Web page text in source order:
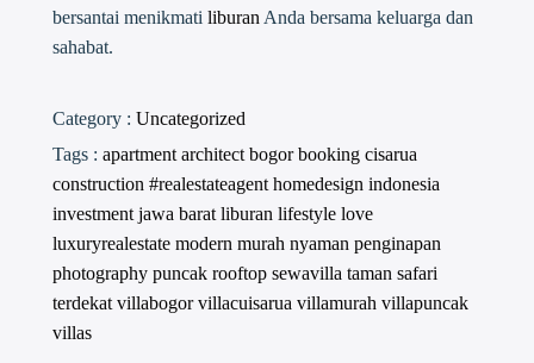
bersantai menikmati liburan Anda bersama keluarga dan
sahabat.
Category : Uncategorized
Tags : apartment architect bogorbooking cisarua
construction #realestateagent homedesign indonesia
investment jawa barat liburan lifestyle love
luxuryrealestate modern murah nyaman penginapan
photography puncak rooftop sewavilla taman safari
terdekat villabogorvillacuisarua villamurah villapuncak
villas